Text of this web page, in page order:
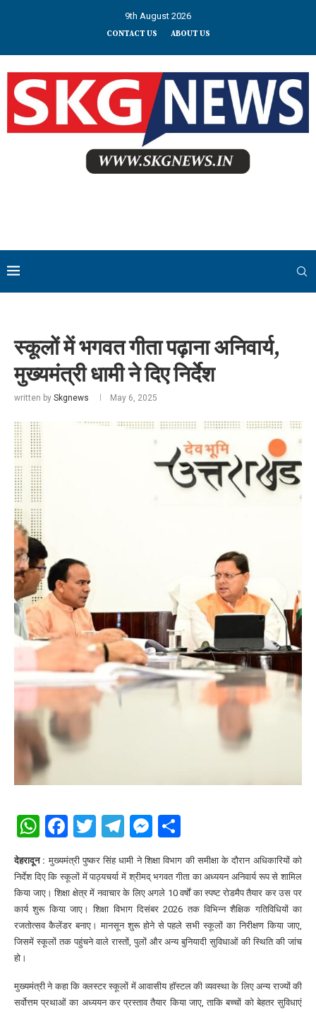
9th August 2026
CONTACT US ABOUT US
स्कूलों में भगवत गीता पढ़ाना अनिवार्य,
मुख्यमंत्री धामी ने दिए निर्देश
written by Skgnews May 6, 2025
WhatsApp
Facebook
Twitter
Telegram
Messenger
देहरादून : मुख्यमंत्री पुष्कर सिंह धामी ने शिक्षा विभाग की समीक्षा के दौरान अधिकारियों को
निर्देश दिए कि स्कूलों में पाठ्यचर्या में श्रीमद् भगवत गीता का अध्ययन अनिवार्य रूप से शामिल
किया जाए। शिक्षा क्षेत्र में नवाचार के लिए अगले 10 वर्षों का स्पष्ट रोडमैप तैयार कर उस पर
कार्य शुरू किया जाए। शिक्षा विभाग दिसंबर 2026 तक विभिन्न शैक्षिक गतिविधियों का
रजतोत्सव कैलेंडर बनाए। मानसून शुरू होने से पहले सभी स्कूलों का निरीक्षण किया जाए,
जिसमें स्कूलों तक पहुंचने वाले रास्तों, पुलों और अन्य बुनियादी सुविधाओं की स्थिति की जांच
हो।
मुख्यमंत्री ने कहा कि क्लस्टर स्कूलों में आवासीय हॉस्टल की व्यवस्था के लिए अन्य राज्यों की
सर्वोत्तम प्रथाओं का अध्ययन कर प्रस्ताव तैयार किया जाए, ताकि बच्चों को बेहतर सुविधाएं